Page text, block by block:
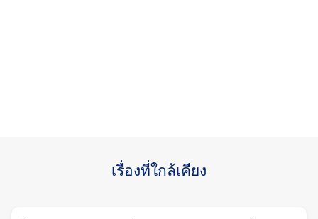
เรื่องที่ใกล้เคียง